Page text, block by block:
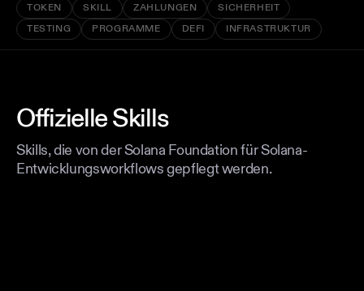
TOKEN
SKILL ZAHLUNGEN
SICHERHEIT
TESTING
PROGRAMME DEFI INFRASTRUKTUR
Offizielle Skills
Skills, die von der Solana Foundation für Solana-
Entwicklungsworkflows gepflegt werden.